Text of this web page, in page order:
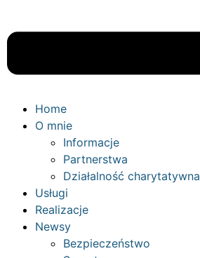
Home
O mnie
Informacje
Partnerstwa
Działalność charytatywna
Usługi
Realizacje
Newsy
Bezpieczeństwo